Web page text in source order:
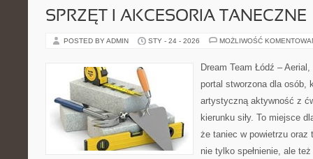
SPRZĘT I AKCESORIA TANECZNE
POSTED BY ADMIN STY - 24 - 2026 MOŻLIWOŚĆ
Dream Team Łódź –
portal stworzona dla osób,
artystyczną aktywność z
kierunku siły. To miejsce
że taniec w powietrzu oraz
nie tylko spełnienie, ale